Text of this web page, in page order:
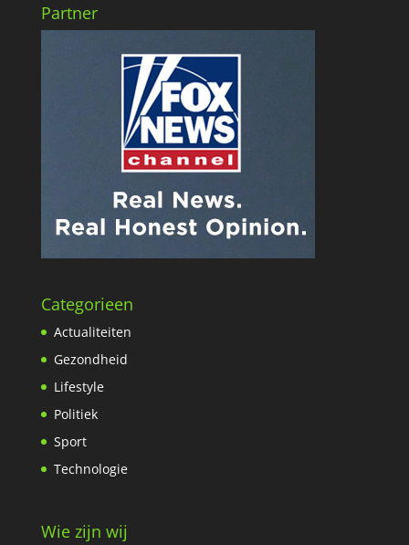
Partner
Categorieen
Actualiteiten
Gezondheid
Lifestyle
Politiek
Sport
Technologie
Wie zijn wij